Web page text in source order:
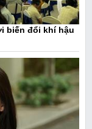
biến đổi khí hậu